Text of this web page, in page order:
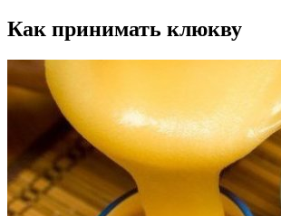
Как принимать клюкву